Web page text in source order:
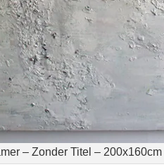
– Zonder Titel –